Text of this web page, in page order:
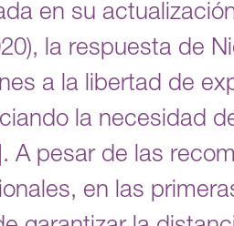
en su
la respuesta de
a la libertad de
la necesidad
. A pesar de las
en las